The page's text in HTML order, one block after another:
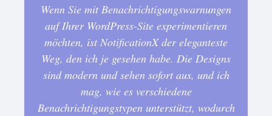
Wenn Sie mit Benachrichtigungswarnungen
auf Ihrer WordPress-Site experimentieren
möchten, ist NotificationX der eleganteste
Weg, den ich je gesehen habe. Die Designs
sind modern und sehen sofort aus, und ich
mag, wie es verschiedene
Benachrichtigungstypen unterstützt, wodurch